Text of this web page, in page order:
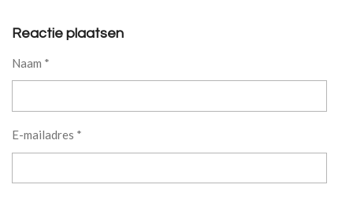
e
l
r
e
Reactie plaatsen
Naam *
E-mailadres *